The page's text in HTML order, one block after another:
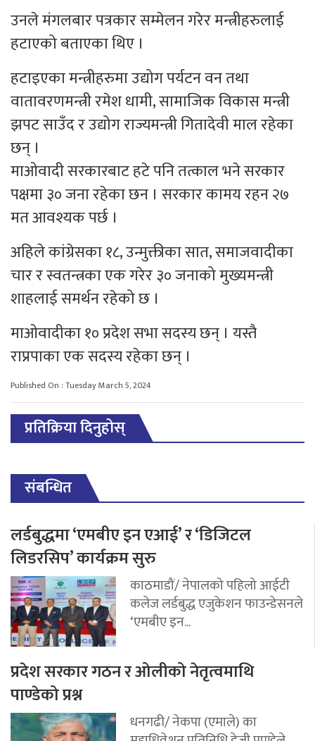
उनले मंगलबार पत्रकार सम्मेलन गरेर मन्त्रीहरुलाई
हटाएको बताएका थिए ।
हटाइएका मन्त्रीहरुमा उद्योग पर्यटन वन तथा
वातावरणमन्त्री रमेश धामी, सामाजिक विकास मन्त्री
झपट साउँद र उद्योग राज्यमन्त्री गितादेवी माल रहेका
छन् ।
माओवादी सरकारबाट हटे पनि तत्काल भने सरकार
पक्षमा ३० जना रहेका छन । सरकार कामय रहन २७
मत आवश्यक पर्छ ।
अहिले कांग्रेसका १८, उन्मुक्तीका सात, समाजवादीका
चार र स्वतन्त्रका एक गरेर ३० जनाको मुख्यमन्त्री
शाहलाई समर्थन रहेको छ ।
माओवादीका १० प्रदेश सभा सदस्य छन् । यस्तै
राप्रपाका एक सदस्य रहेका छन् ।
Published On : Tuesday March 5, 2024
प्रतिक्रिया दिनुहोस्
संबन्धित
लर्डबुद्धमा ‘एमबीए इन एआई’ र ‘डिजिटल
लिडरसिप’ कार्यक्रम सुरु
काठमाडौं/ नेपालको पहिलो आईटी
कलेज लर्डबुद्ध एजुकेशन फाउन्डेसनले
‘एमबीए इन...
प्रदेश सरकार गठन र ओलीको नेतृत्वमाथि
पाण्डेको प्रश्न
धनगढी/ नेकपा (एमाले) का